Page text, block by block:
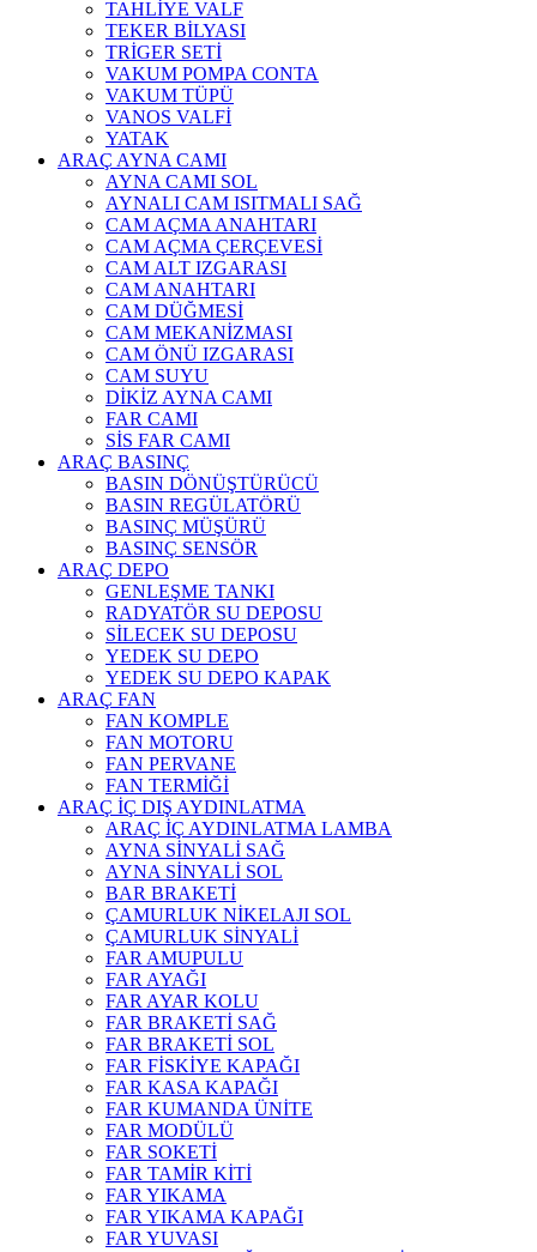
TAHLİYE VALF
TEKER BİLYASI
TRİGER SETİ
VAKUM POMPA CONTA
VAKUM TÜPÜ
VANOS VALFİ
YATAK
ARAÇ AYNA CAMI
AYNA CAMI SOL
AYNALI CAM ISITMALI SAĞ
CAM AÇMA ANAHTARI
CAM AÇMA ÇERÇEVESİ
CAM ALT IZGARASI
CAM ANAHTARI
CAM DÜĞMESİ
CAM MEKANİZMASI
CAM ÖNÜ IZGARASI
CAM SUYU
DİKİZ AYNA CAMI
FAR CAMI
SİS FAR CAMI
ARAÇ BASINÇ
BASIN DÖNÜŞTÜRÜCÜ
BASIN REGÜLATÖRÜ
BASINÇ MÜŞÜRÜ
BASINÇ SENSÖR
ARAÇ DEPO
GENLEŞME TANKI
RADYATÖR SU DEPOSU
SİLECEK SU DEPOSU
YEDEK SU DEPO
YEDEK SU DEPO KAPAK
ARAÇ FAN
FAN KOMPLE
FAN MOTORU
FAN PERVANE
FAN TERMİĞİ
ARAÇ İÇ DIŞ AYDINLATMA
ARAÇ İÇ AYDINLATMA LAMBA
AYNA SİNYALİ SAĞ
AYNA SİNYALİ SOL
BAR BRAKETİ
ÇAMURLUK NİKELAJI SOL
ÇAMURLUK SİNYALİ
FAR AMUPULU
FAR AYAĞI
FAR AYAR KOLU
FAR BRAKETİ SAĞ
FAR BRAKETİ SOL
FAR FİSKİYE KAPAĞI
FAR KASA KAPAĞI
FAR KUMANDA ÜNİTE
FAR MODÜLÜ
FAR SOKETİ
FAR TAMİR KİTİ
FAR YIKAMA
FAR YIKAMA KAPAĞI
FAR YUVASI